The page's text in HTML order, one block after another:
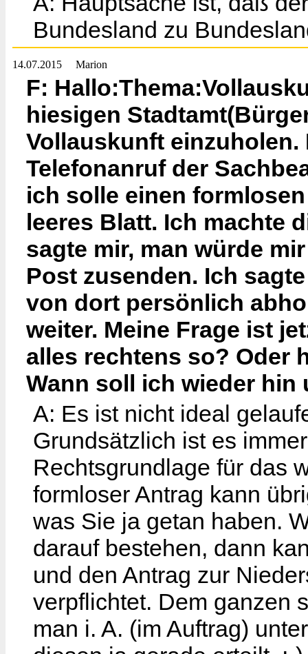
Bundesland zu
14.07.2015 Marion
F:
hiesigen
Vollauskunft einzuholen.
Telefonanruf der
ich solle einen
leeres Blatt. Ich machte
sagte mir, man würde
Post zusenden. Ich
von dort persönlich
weiter. Meine Frage ist
alles rechtens so? Oder
Wann soll ich wieder hin
A: Es ist nicht ideal
Grundsätzlich ist es
Rechtsgrundlage für das
formloser Antrag kann
was Sie ja getan haben.
darauf bestehen, dann
und den Antrag zur
verpflichtet. Dem ganzen
man i. A. (im Auftrag)